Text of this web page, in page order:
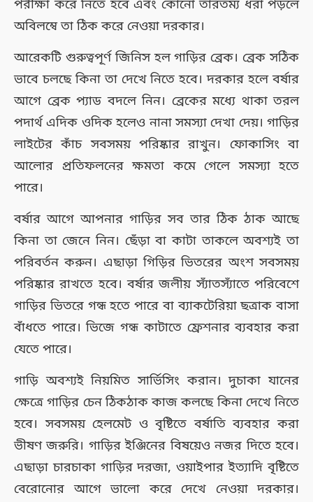
পরীক্ষা করে নিতে হবে এবং কোনো তারতম্য ধরা পড়লে
অবিলম্বে তা ঠিক করে নেওয়া দরকার।
আরেকটি গুরুত্বপূর্ণ জিনিস হল গাড়ির ব্রেক। ব্রেক সঠিক
ভাবে চলছে কিনা তা দেখে নিতে হবে। দরকার হলে বর্ষার
আগে ব্রেক প্যাড বদলে নিন। ব্রেকের মধ্যে থাকা তরল
পদার্থ এদিক ওদিক হলেও নানা সমস্যা দেখা দেয়। গাড়ির
লাইটের কাঁচ সবসময় পরিষ্কার রাখুন। ফোকাসিং বা
আলোর প্রতিফলনের ক্ষমতা কমে গেলে সমস্যা হতে
পারে।
বর্ষার আগে আপনার গাড়ির সব তার ঠিক ঠাক আছে
কিনা তা জেনে নিন। ছেঁড়া বা কাটা তাকলে অবশ্যই তা
পরিবর্তন করুন। এছাড়া গিড়ির ভিতরের অংশ সবসময়
পরিষ্কার রাখতে হবে। বর্ষার জলীয় স্যাঁতস্যাঁতে পরিবেশে
গাড়ির ভিতরে গন্ধ হতে পারে বা ব্যাকটেরিয়া ছত্রাক বাসা
বাঁধতে পারে। ভিজে গন্ধ কাটাতে ফ্রেশনার ব্যবহার করা
যেতে পারে।
গাড়ি অবশ্যই নিয়মিত সার্ভিসিং করান। দুচাকা যানের
ক্ষেত্রে গাড়ির চেন ঠিকঠাক কাজ কলছে কিনা দেখে নিতে
হবে। সবসময় হেলমেট ও বৃষ্টিতে বর্ষাতি ব্যবহার করা
ভীষণ জরুরি। গাড়ির ইঞ্জিনের বিষয়েও নজর দিতে হবে।
এছাড়া চারচাকা গাড়ির দরজা, ওয়াইপার ইত্যাদি বৃষ্টিতে
বেরোনোর আগে ভালো করে দেখে নেওয়া দরকার।